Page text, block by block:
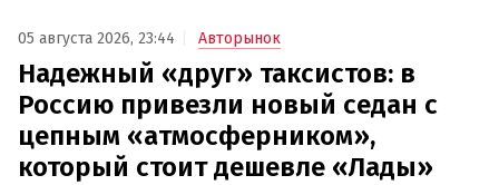
05 августа 2026, 23:44 Авторынок
Надежный «друг» таксистов: в
Россию привезли новый седан с
цепным «атмосферником»,
который стоит дешевле «Лады»